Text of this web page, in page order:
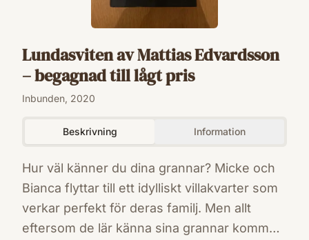
Lundasviten av Mattias Edvardsson
– begagnad till lågt pris
Inbunden, 2020
Beskrivning Information
Hur väl känner du dina grannar? Micke och
Bianca flyttar till ett idylliskt villakvarter som
verkar perfekt för deras familj. Men allt
eftersom de lär känna sina grannar kommer